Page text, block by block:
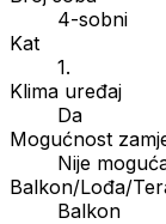
4-sobni
Kat
1.
Klima uređaj
Da
Mogućnost
Nije
Balkon/Lođa/
Balkon